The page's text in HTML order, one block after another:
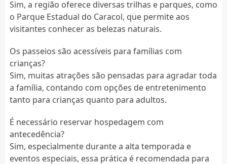
Sim, a região oferece diversas trilhas e parques, como
o Parque Estadual do Caracol, que permite aos
visitantes conhecer as belezas naturais.
Os passeios são acessíveis para famílias com
crianças?
Sim, muitas atrações são pensadas para agradar toda
a família, contando com opções de entretenimento
tanto para crianças quanto para adultos.
É necessário reservar hospedagem com
antecedência?
Sim, especialmente durante a alta temporada e
eventos especiais, essa prática é recomendada para